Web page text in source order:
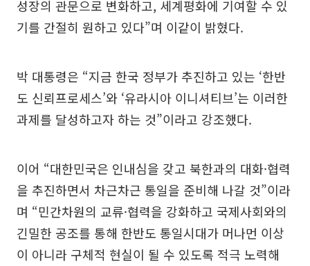
성장의 관문으로 변화하고, 세계평화에 기여할 수 있
기를 간절히 원하고 있다”며 이같이 밝혔다.
박 대통령은 “지금 한국 정부가 추진하고 있는 ‘한반
도 신뢰프로세스’와 ‘유라시아 이니셔티브’는 이러한
과제를 달성하고자 하는 것”이라고 강조했다.
이어 “대한민국은 인내심을 갖고 북한과의 대화·협력
을 추진하면서 차근차근 통일을 준비해 나갈 것”이라
며 “민간차원의 교류·협력을 강화하고 국제사회와의
긴밀한 공조를 통해 한반도 통일시대가 머나먼 이상
이 아니라 구체적 현실이 될 수 있도록 적극 노력해